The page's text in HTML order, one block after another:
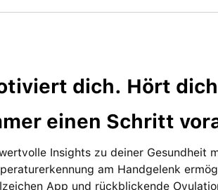
dich. Hört
einen Schritt
Insights zu deiner Gesundheit
am Handgelenk
App und rückblickende